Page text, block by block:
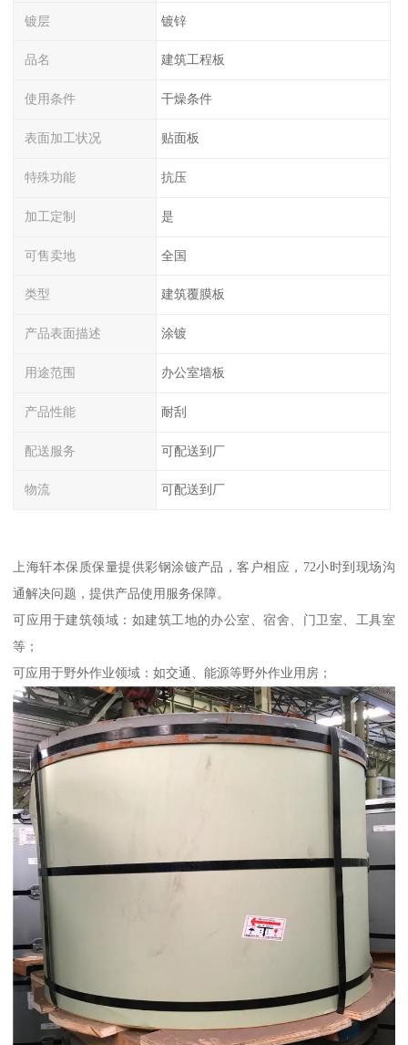
镀层 镀锌
品名 建筑工程板
使用条件 干燥条件
表面加工状况 贴面板
特殊功能 抗压
加工定制 是
可售卖地 全国
类型 建筑覆膜板
产品表面描述 涂镀
用途范围 办公室墙板
产品性能 耐刮
配送服务 可配送到厂
物流 可配送到厂
上海轩本保质保量提供彩钢涂镀产品，客户相应，72小时到现场沟
通解决问题，提供产品使用服务保障。
可应用于建筑领域：如建筑工地的办公室、宿舍、门卫室、工具室
等；
可应用于野外作业领域：如交通、能源等野外作业用房；